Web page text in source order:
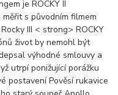
je ROCKY II
s původním filmem
III < strong> ROCKY
život by nemohl být
výhodné smlouvy a
utrpí ponižující porážku
postavení Pověsí rukavice